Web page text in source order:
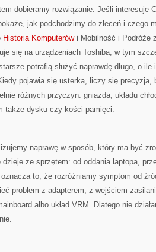
dobieramy rozwiązanie. Jeśli interesuje
jak podchodzimy do zleceń i czego
Historia Komputerówi Mobilność i Podróże
się na urządzeniach Toshiba, w tym
potrafią służyć naprawdę długo, o
pojawia się usterka, liczy się precyzja,
różnych przyczyn: gniazda, układu
także dysku czy kości pamięci.
naprawę w sposób, który ma być
dzieje ze sprzętem: od oddania laptopa,
to, że rozróżniamy symptom od
problem z adapterem, z wejściem
albo układ VRM. Dlatego nie